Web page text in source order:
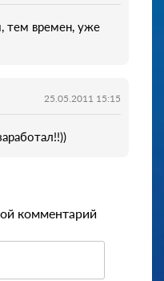
тем времен, уже
25.05.2011 15:15
комментарий